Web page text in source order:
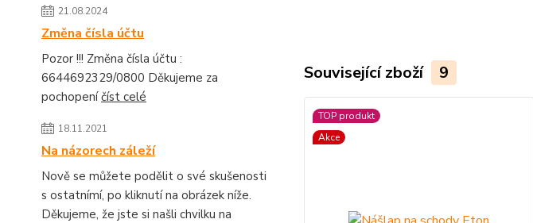
21.08.2024
Změna čísla účtu
Pozor !!! Změna čísla účtu :
6644692329/0800 Děkujeme za
pochopeníčíst celé
18.11.2021
Na názorech záleží
Nově se můžete podělit o své skušenosti
s ostatnímí, po kliknutí na obrázek níže.
Děkujeme, že jste si našli chvilku na
Související zboží 9
TOP produkt
Akce